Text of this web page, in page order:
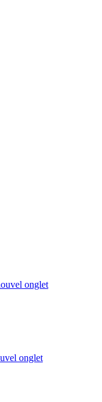
onglet
onglet